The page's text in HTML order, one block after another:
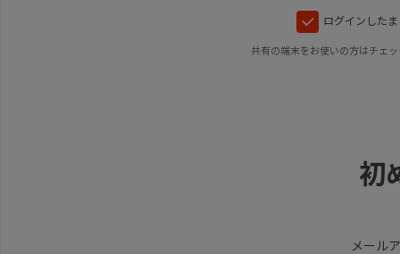
ログインした
共有の端末をお使いの方はチェ
初
メール